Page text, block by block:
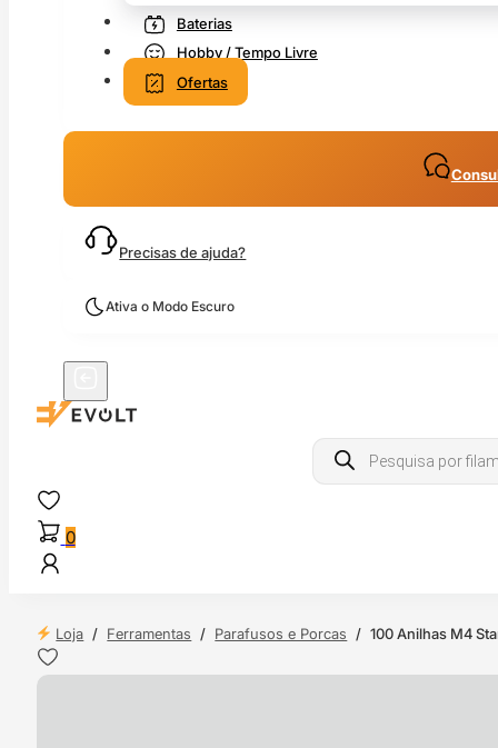
Baterias
Hobby / Tempo Livre
Ofertas
Precisas de ajuda?
Ativa o Modo Escuro
Products
search
0
Loja / Ferramentas / Parafusos e Porcas / 100 Anilhas M4